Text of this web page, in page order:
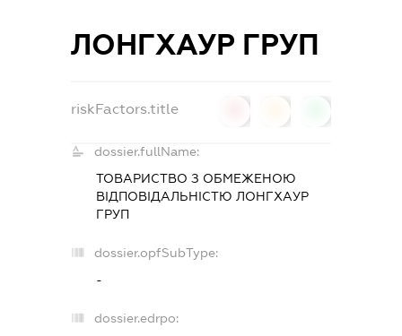
ЛОНГХАУР ГРУП
riskFactors.title
dossier.fullName:
ТОВАРИСТВО З ОБМЕЖЕНОЮ
ВІДПОВІДАЛЬНІСТЮ ЛОНГХАУР
ГРУП
dossier.opfSubType:
-
dossier.edrpo: